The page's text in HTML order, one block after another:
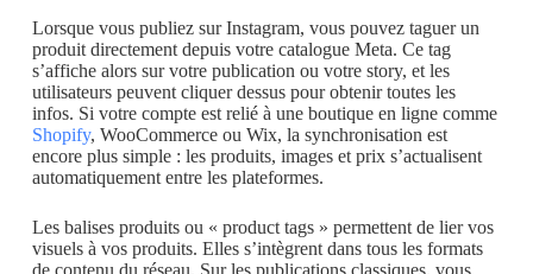
Lorsque vous publiez sur Instagram, vous pouvez taguer un
produit directement depuis votre catalogue Meta. Ce tag
s’affiche alors sur votre publication ou votre story, et les
utilisateurs peuvent cliquer dessus pour obtenir toutes les
infos. Si votre compte est relié à une boutique en ligne comme
Shopify, WooCommerce ou Wix, la synchronisation est
encore plus simple : les produits, images et prix s’actualisent
automatiquement entre les plateformes.
Les balises produits ou « product tags » permettent de lier vos
visuels à vos produits. Elles s’intègrent dans tous les formats
de contenu du réseau. Sur les publications classiques, vous